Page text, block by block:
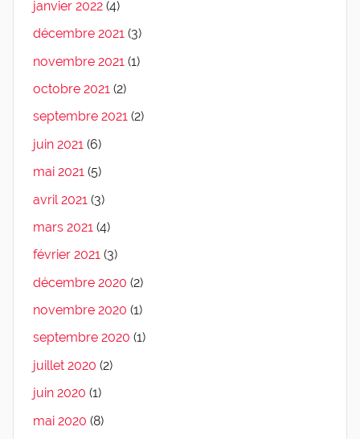
janvier 2022 (4)
décembre 2021 (3)
novembre 2021 (1)
octobre 2021 (2)
septembre 2021 (2)
juin 2021 (6)
mai 2021 (5)
avril 2021 (3)
mars 2021 (4)
février 2021 (3)
décembre 2020 (2)
novembre 2020 (1)
septembre 2020 (1)
juillet 2020 (2)
juin 2020 (1)
mai 2020 (8)